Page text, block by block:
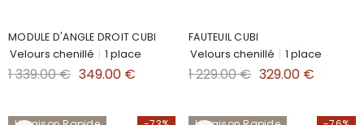
MODULE D'ANGLE DROIT CUBI
Velours chenillé | 1 place
1 339.00 € 349.00 €
FAUTEUIL CUBI
Velours chenillé | 1 place
1 229.00 € 329.00 €